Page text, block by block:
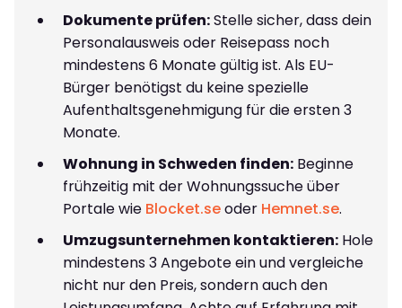
Dokumente prüfen:Stelle sicher, dass dein
Personalausweis oder Reisepass noch
mindestens 6 Monate gültig ist. Als EU-
Bürger benötigst du keine spezielle
Aufenthaltsgenehmigung für die ersten 3
Monate.
Wohnung in Schweden finden: Beginne
frühzeitig mit der Wohnungssuche über
Portale wie Blocket.seoder Hemnet.se.
Umzugsunternehmen kontaktieren: Hole
mindestens 3 Angebote ein und vergleiche
nicht nur den Preis, sondern auch den